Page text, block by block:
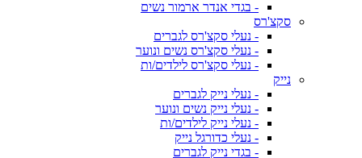
- בגדי אנדר ארמור נשים
סקצ'רס
- נעלי סקצ'רס לגברים
- נעלי סקצ'רס נשים ונוער
- נעלי סקצ'רס לילדים/ות
נייק
- נעלי נייק לגברים
- נעלי נייק נשים ונוער
- נעלי נייק לילדים/ות
- נעלי כדורגל נייק
- בגדי נייק לגברים